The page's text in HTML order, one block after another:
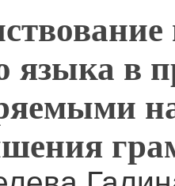
языка в